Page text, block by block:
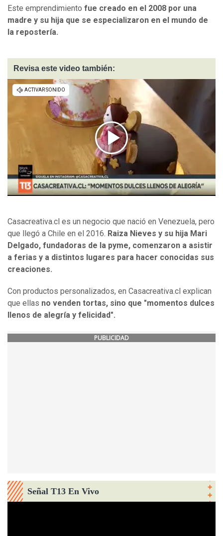
Este emprendimiento fue creado en el 2008 por una
madre y su hija que se especializaron en el mundo de
la repostería.
Revisa este video también:
Casacreativa.cl es un negocio que nació en Venezuela, pero
que llegó a Chile en el 2016. Raiza Nieves y su hija Mari
Delgado, fundadoras de la pyme, comenzaron a asistir
a ferias y a distintos lugares para hacer conocidas sus
creaciones.
Con productos personalizados, en Casacreativa.cl explican
que ellas no venden tortas, sino que "momentos dulces
llenos de alegría y felicidad".
PUBLICIDAD
Señal T13 En Vivo